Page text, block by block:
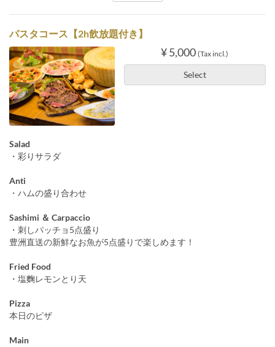
パスタコース【2h飲放題付き】
¥ 5,000 (Tax incl.)
Select
Salad
・彩りサラダ
Anti
・ハムの盛り合わせ
Sashimi ＆ Carpaccio
・刺しパッチョ5点盛り
豊洲直送の新鮮なお魚が5点盛りで楽しめます！
Fried Food
・塩麴レモンとり天
Pizza
本日のピザ
Main